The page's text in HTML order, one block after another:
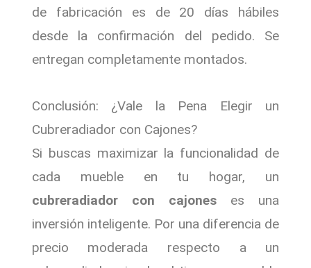
de fabricación es de 20 días hábiles
desde la confirmación del pedido. Se
entregan completamente montados.
Conclusión: ¿Vale la Pena Elegir un
Cubreradiador con Cajones?
Si buscas maximizar la funcionalidad de
cada mueble en tu hogar, un
cubreradiador con cajones es una
inversión inteligente. Por una diferencia de
precio moderada respecto a un